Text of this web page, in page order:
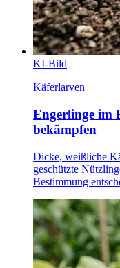
KI-Bild
Käferlarven
Engerlinge im
bekämpfen
Dicke, weißliche
geschützte
Bestimmung